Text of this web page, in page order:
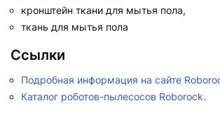
кронштейн ткани для мытья пола,
ткань для мытья пола
Ссылки
Подробная информация на сайте
Каталог роботов-пылесосов Roborock.